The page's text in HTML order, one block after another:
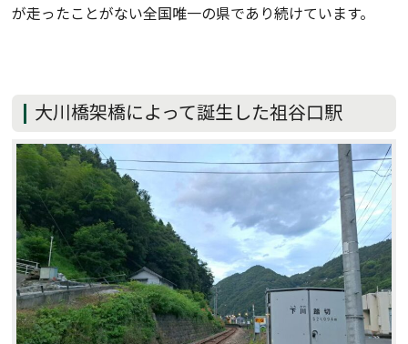
が走ったことがない全国唯一の県であり続けています。
大川橋架橋によって誕生した祖谷口駅